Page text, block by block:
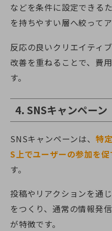
などを条件に設定できる
を持ちやすい層へ絞って
反応の良いクリエイティ
改善を重ねることで、費
す。
4. SNSキャンペーン
SNSキャンペーンは、 特
S上でユーザーの参加を
す。
投稿やリアクションを通
をつくり、通常の情報発
が特徴です。